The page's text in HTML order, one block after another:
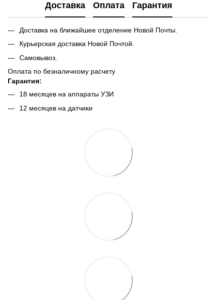
Доставка Оплата Гарантия
Доставка на ближайшее отделение Новой Почты.
Курьерская доставка Новой Почтой.
Самовывоз.
Оплата по безналичному расчету
Гарантия:
18 месяцев на аппараты УЗИ
12 месяцев на датчики